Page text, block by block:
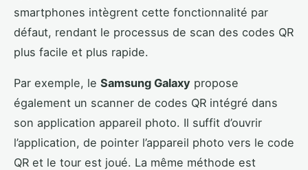
smartphones intègrent cette fonctionnalité par
défaut, rendant le processus de scan des codes QR
plus facile et plus rapide.
Par exemple, le Samsung Galaxy propose
également un scanner de codes QR intégré dans
son application appareil photo. Il suffit d’ouvrir
l’application, de pointer l’appareil photo vers le code
QR et le tour est joué. La même méthode est